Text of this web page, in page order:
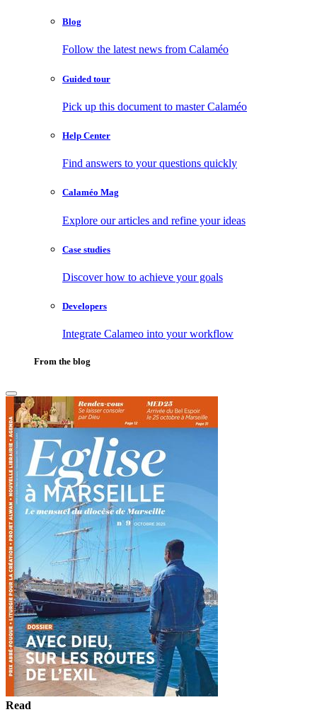
Blog
Follow the latest news from Calaméo
Guided tour
Pick up this document to master Calaméo
Help Center
Find answers to your questions quickly
Calaméo Mag
Explore our articles and refine your ideas
Case studies
Discover how to achieve your goals
Developers
Integrate Calameo into your workflow
From the blog
Read